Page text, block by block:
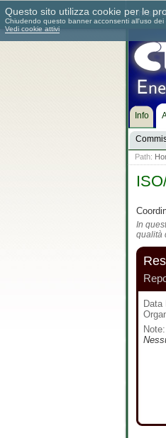
Chi
Info
Path:
In
qualità
Data
Note:
Questo sito utilizza cookie per le
Chiudendo questo banner acconsenti all'uso dei
Vedi cookie attivi